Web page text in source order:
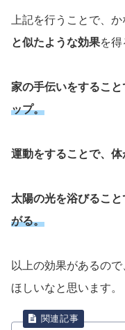
上記を行うことで、
と似たような効果を得
家の手伝いをするこ
ップ。
運動をすることで、
太陽の光を浴びるこ
がる。
以上の効果があるの
ほしいなと思います。